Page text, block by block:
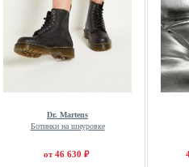
Dr. Martens
Ботинки на шнуровке
от 46 630 ₽